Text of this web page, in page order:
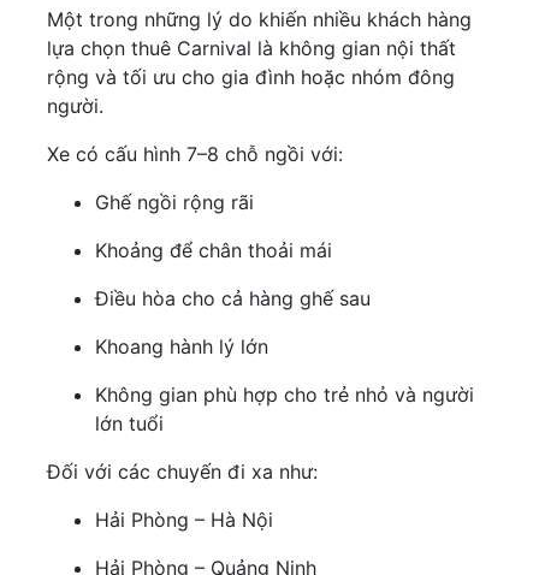
Một trong những lý do khiến nhiều khách hàng
lựa chọn thuê Carnival là không gian nội thất
rộng và tối ưu cho gia đình hoặc nhóm đông
người.
Xe có cấu hình 7–8 chỗ ngồi với:
Ghế ngồi rộng rãi
Khoảng để chân thoải mái
Điều hòa cho cả hàng ghế sau
Khoang hành lý lớn
Không gian phù hợp cho trẻ nhỏ và người
lớn tuổi
Đối với các chuyến đi xa như:
Hải Phòng – Hà Nội
Hải Phòng – Quảng Ninh